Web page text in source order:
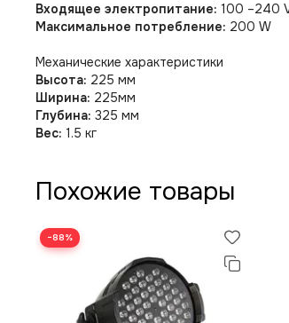
Входящее электропитание: 100 –240
Максимальное потребление: 200 W
Механические характеристики
Высота: 225 мм
Ширина: 225мм
Глубина: 325 мм
Вес: 1.5 кг
Похожие товары
−88%